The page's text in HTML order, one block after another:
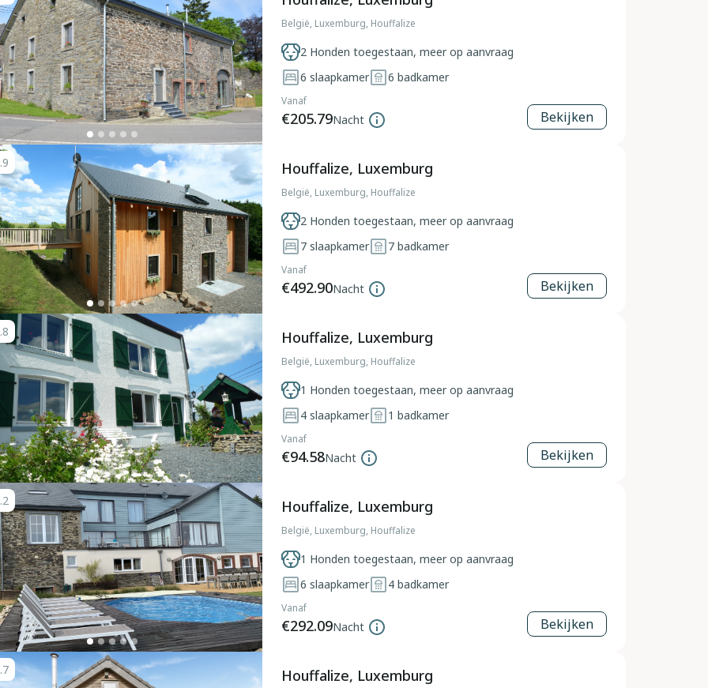
België, Luxemburg, Houffalize
2 Honden toegestaan, meer op aanvraag
6 slaapkamer 6 badkamer
Vanaf
€205.79Nacht Bekijken
Houffalize, Luxemburg
België, Luxemburg, Houffalize
2 Honden toegestaan, meer op aanvraag
7 slaapkamer 7 badkamer
Vanaf
€492.90Nacht Bekijken
Houffalize, Luxemburg
België, Luxemburg, Houffalize
1 Honden toegestaan, meer op aanvraag
4 slaapkamer 1 badkamer
Vanaf
€94.58Nacht Bekijken
Houffalize, Luxemburg
België, Luxemburg, Houffalize
1 Honden toegestaan, meer op aanvraag
6 slaapkamer 4 badkamer
Vanaf
€292.09Nacht Bekijken
Houffalize, Luxemburg